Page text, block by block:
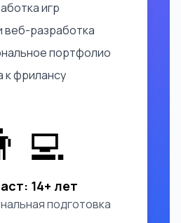
игр
веб-разработка
портфолио
к фрилансу
14+ лет
подготовка